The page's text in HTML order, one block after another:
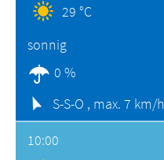
29 °C
sonnig
0 %
S-S-O , max. 7 km/h
10:00